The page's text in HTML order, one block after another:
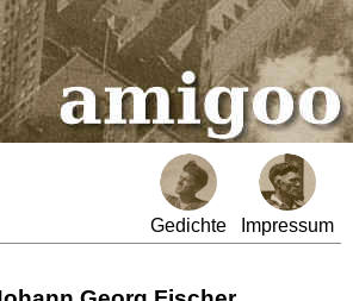
Gedichte Impressum